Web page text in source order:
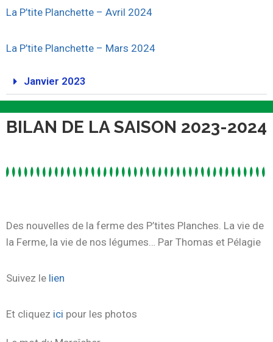
La P’tite Planchette – Avril 2024
La P’tite Planchette – Mars 2024
Janvier 2023
BILAN DE LA SAISON 2023-2024
Des nouvelles de la ferme des P’tites Planches. La vie de
la Ferme, la vie de nos légumes… Par Thomas et Pélagie
Suivez le lien
Et cliquez ici pour les photos